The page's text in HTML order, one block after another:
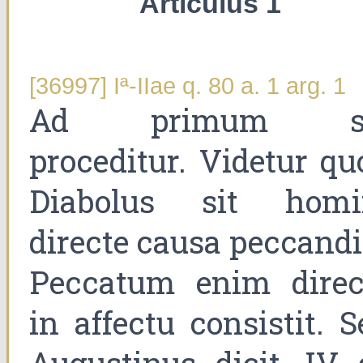
[36997] Iª-IIae q. 80 a. 1 arg. 1
Ad primum
proceditur. Videtur
Diabolus sit
directe causa
Peccatum enim
in affectu consistit.